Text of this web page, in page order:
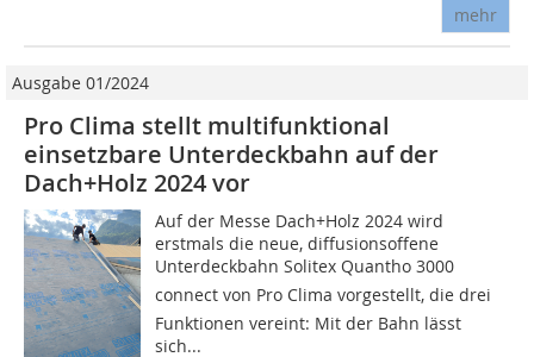
mehr
Ausgabe 01/2024
Pro Clima stellt multifunktional
einsetzbare Unterdeckbahn auf der
Dach+Holz 2024 vor
Auf der Messe Dach+Holz 2024 wird
erstmals die neue, diffusionsoffene
Unterdeckbahn Solitex Quantho 3000
connect von Pro Clima vorgestellt, die drei
Funktionen vereint: Mit der Bahn lässt
sich...